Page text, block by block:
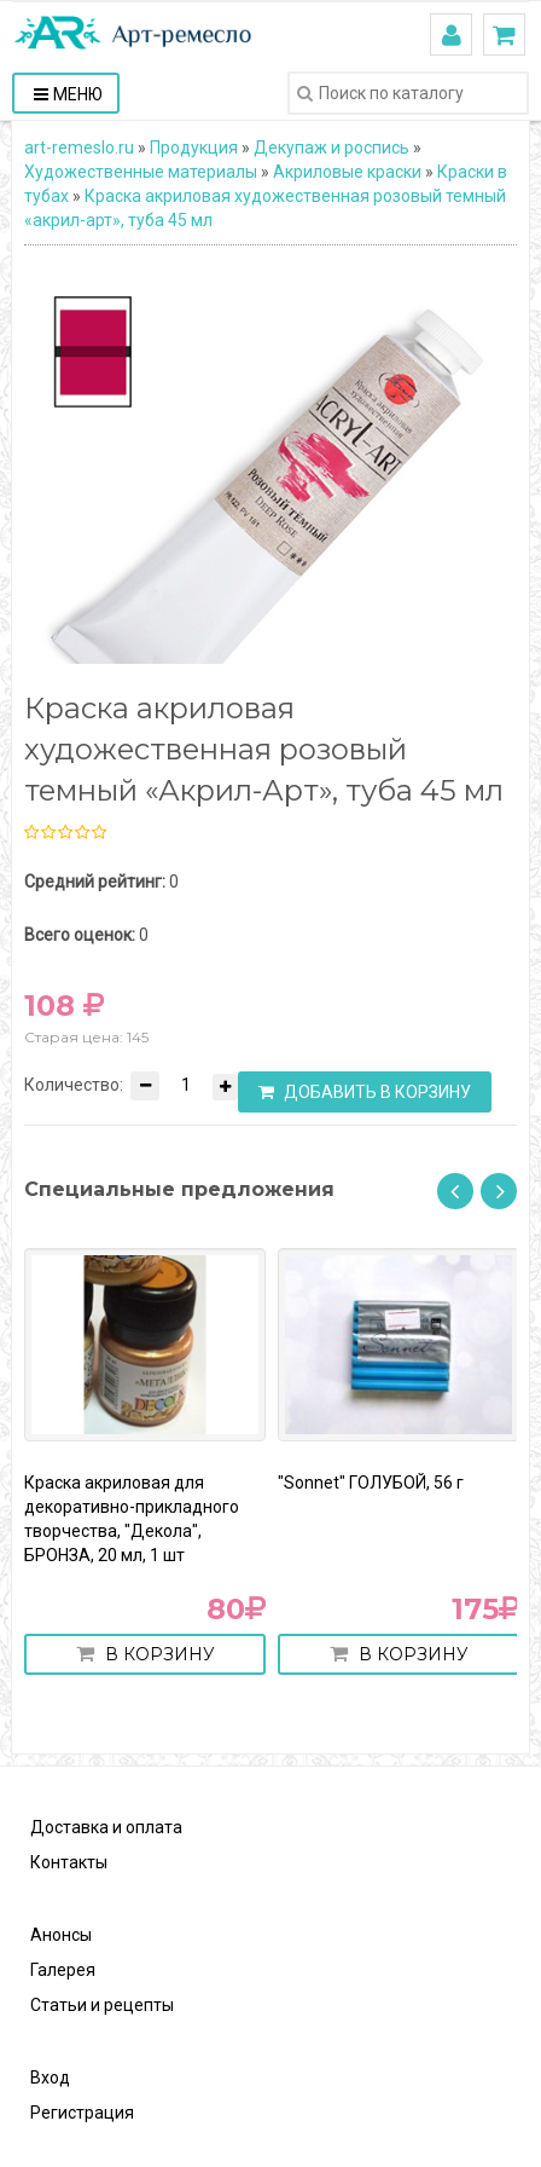
МЕНЮ
art-remeslo.ru » Продукция » Декупаж и роспись »
Художественные материалы » Акриловые краски » Краски в
тубах » Краска акриловая художественная розовый темный
«акрил-арт», туба 45 мл
Краска акриловая
художественная розовый
темный «Акрил-Арт», туба 45 мл
Средний рейтинг:0
Всего оценок:0
108
Старая цена: 145
Количество: ДОБАВИТЬ В КОРЗИНУ
Специальные предложения
Краска акриловая для
декоративно-прикладного
творчества, "Декола",
БРОНЗА, 20 мл, 1 шт
80
В КОРЗИНУ
"Sonnet" ГОЛУБОЙ, 56 г
175
В КОРЗИНУ
Доставка и оплата
Контакты
Анонсы
Галерея
Статьи и рецепты
Вход
Регистрация